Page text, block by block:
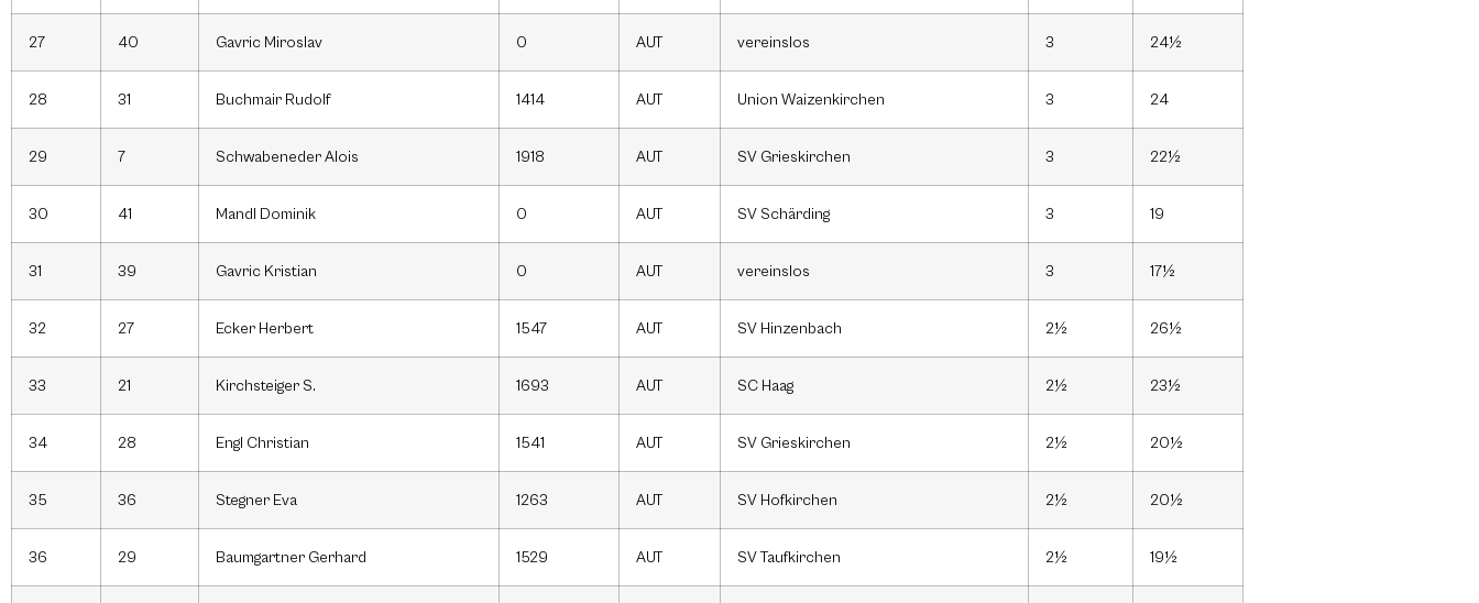
27 40 Gavric Miroslav 0 AUT vereinslos 3 24½
28 31 Buchmair Rudolf 1414 AUT Union Waizenkirchen 3 24
29 7 Schwabeneder Alois 1918 AUT SV Grieskirchen 3 22½
30 41 Mandl Dominik 0 AUT SV Schärding 3 19
31 39 Gavric Kristian 0 AUT vereinslos 3 17½
32 27 Ecker Herbert 1547 AUT SV Hinzenbach 2½ 26½
33 21 Kirchsteiger S. 1693 AUT SC Haag 2½ 23½
34 28 Engl Christian 1541 AUT SV Grieskirchen 2½ 20½
35 36 Stegner Eva 1263 AUT SV Hofkirchen 2½ 20½
36 29 Baumgartner Gerhard 1529 AUT SV Taufkirchen 2½ 19½